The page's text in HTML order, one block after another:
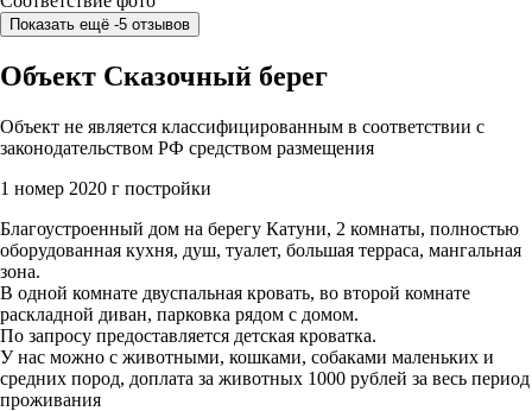
Показать ещё -5 отзывов
Объект Сказочный берег
Объект не является классифицированным в соответствии с
законодательством РФ средством размещения
1 номер 2020 г постройки
Благоустроенный дом на берегу Катуни, 2 комнаты, полностью
оборудованная кухня, душ, туалет, большая терраса, мангальная
зона.
В одной комнате двуспальная кровать, во второй комнате
раскладной диван, парковка рядом с домом.
По запросу предоставляется детская кроватка.
У нас можно с животными, кошками, собаками маленьких и
средних пород, доплата за животных 1000 рублей за весь период
проживания